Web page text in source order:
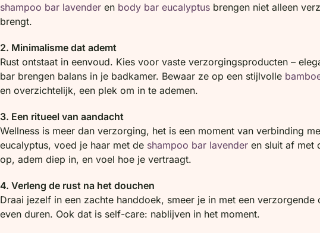
shampoo bar lavender en body bar eucalyptus brengen niet alleen
brengt.
2. Minimalisme dat ademt
Rust ontstaat in eenvoud. Kies voor vaste verzorgingsproducten –
bar brengen balans in je badkamer. Bewaar ze op een stijlvolle
en overzichtelijk, een plek om in te ademen.
3. Een ritueel van aandacht
Wellness is meer dan verzorging, het is een moment van verbinding
eucalyptus, voed je haar met de shampoo bar lavender en sluit af met
op, adem diep in, en voel hoe je vertraagt.
4. Verleng de rust na het douchen
Draai jezelf in een zachte handdoek, smeer je in met een
even duren. Ook dat is self-care: nablijven in het moment.